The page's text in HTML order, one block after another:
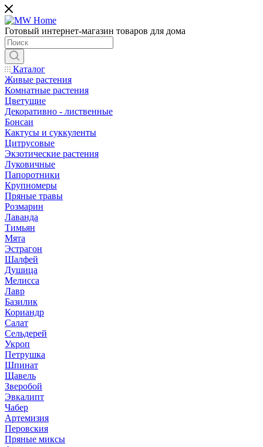
Готовый интернет-магазин товаров для дома
Каталог
Живые растения
Комнатные растения
Цветущие
Декоративно - лиственные
Бонсаи
Кактусы и суккуленты
Цитрусовые
Экзотические растения
Луковичные
Папоротники
Крупномеры
Пряные травы
Розмарин
Лаванда
Тимьян
Мята
Эстрагон
Шалфей
Душица
Мелисса
Лавр
Базилик
Кориандр
Салат
Сельдерей
Укроп
Петрушка
Шпинат
Щавель
Зверобой
Эвкалипт
Чабер
Артемизия
Перовския
Пряные миксы